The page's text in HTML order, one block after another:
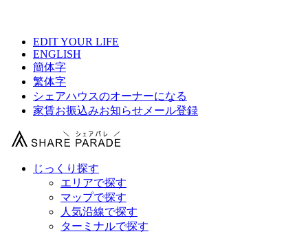
EDIT YOUR LIFE
ENGLISH
簡体字
繁体字
シェアハウスのオーナーになる
家賃お振込みお知らせメール登録
じっくり探す
エリアで探す
マップで探す
人気沿線で探す
ターミナルで探す